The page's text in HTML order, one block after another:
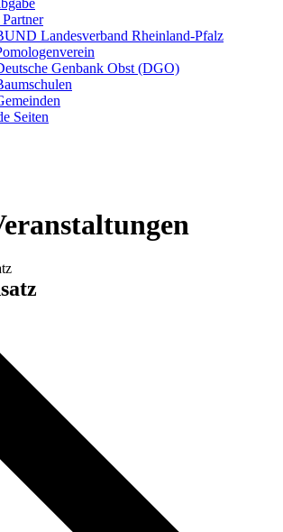
Landesverband Rheinland-Pfalz
Genbank Obst (DGO)
Seiten